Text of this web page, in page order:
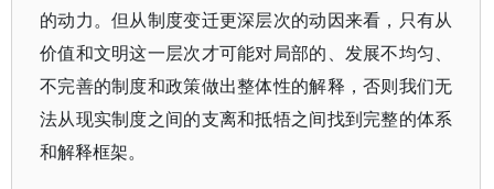
的动力。但从制度变迁更深层次的动因来看，只有从
价值和文明这一层次才可能对局部的、发展不均匀、
不完善的制度和政策做出整体性的解释，否则我们无
法从现实制度之间的支离和抵牾之间找到完整的体系
和解释框架。